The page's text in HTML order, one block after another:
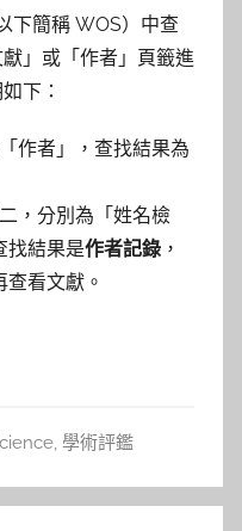
下簡稱 WOS）中查
」或「作者」頁籤進
下：
作者」，查找結果為
，分別為「姓名檢
找結果是作者記錄 ，
看文獻。
, 學術評鑑